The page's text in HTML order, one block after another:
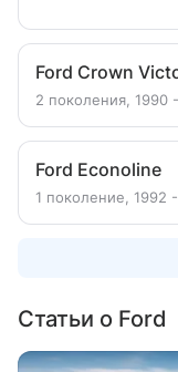
Ford Crown
2 поколения, 1990
Ford Econoline
1 поколение, 1992
Статьи о Ford